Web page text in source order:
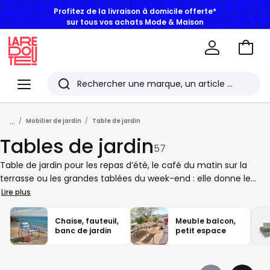
BONS PLANS | Jusqu'à -50% dès 2 articles*
Menu
Redoute
Rechercher
Les
derniers
articles
consultés
Aller
... Mobilier de jardin Table de jardin
Tables de jardin57
Table de jardin pour les repas d’été, le café du matin sur la
terrasse ou les grandes tablées du week-end : elle donne le
rythme de vos moments dehors. Ronde pour circuler
facilement, rectangulaire pour recevoir plus de convives,
carrée pour les petits espaces, chaque format répond à une
façon de vivre votre extérieur. Bois, métal, résine ou verre : à
vous de choisir selon l’ambiance recherchée et l’entretien
Lire plus
Chaise, fauteuil,
banc de jardin
Meuble balcon,
petit espace